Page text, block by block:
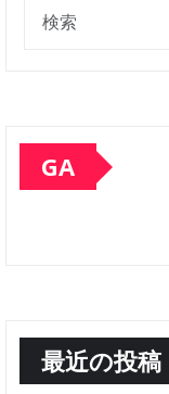
GA
最近の投稿